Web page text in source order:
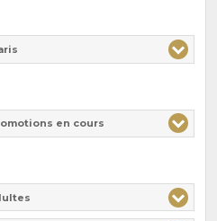
en cours